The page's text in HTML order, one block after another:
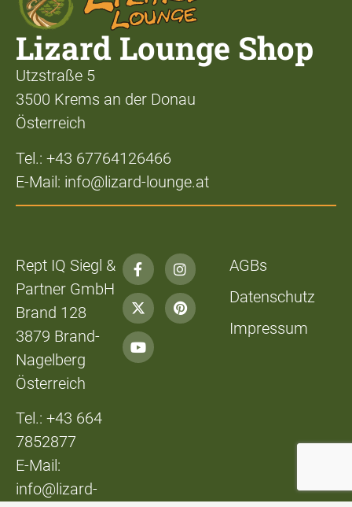
Lizard Lounge Shop
Utzstraße 5
3500 Krems an der Donau
Österreich
Tel.: +43 67764126466
E-Mail: info@lizard-lounge.at
Rept IQ Siegl &
Partner GmbH
Brand 128
3879 Brand-
Nagelberg
Österreich
Tel.: +43 664
7852877
E-Mail:
info@lizard-
AGBs
Datenschutz
Impressum